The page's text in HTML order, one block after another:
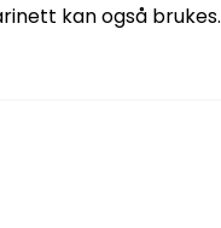
kan også brukes.